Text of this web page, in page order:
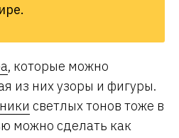
, которые можно
из них узоры и фигуры.
светлых тонов тоже в
можно сделать как